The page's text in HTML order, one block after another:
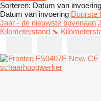
Sorteren: Datum van invoering
Datum van invoering Duurste
Jaar - de nieuwste bovenaan
Kilometerstand ⬊